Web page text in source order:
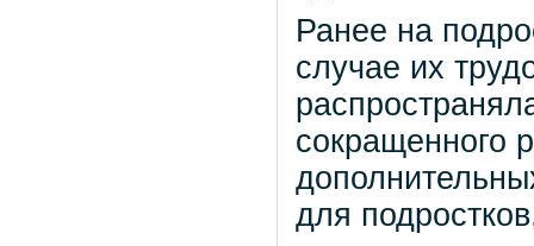
Ранее на
случае их
сокращенного
для